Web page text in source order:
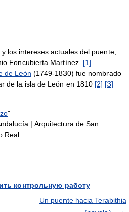
los intereses actuales del puente,
Foncubierta Martínez. [1]
de León (1749-1830) fue nombrado
de la isla de León en 1810 [2] [3]
"
| Arquitectura de San
Real
контрольную работу
Un puente hacia Terabithia